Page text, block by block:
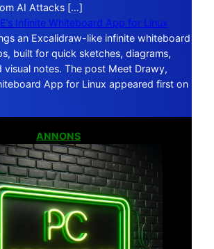
AI Attacks […]
Infinite Whiteboard App for Linux
an Excalidraw-like infinite whiteboard
built for quick sketches, diagrams,
visual notes. The post Meet Drawy,
App for Linux appeared first on
ANNONS